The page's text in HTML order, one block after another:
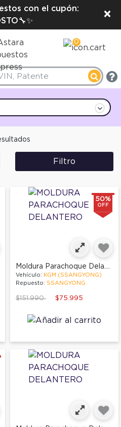
con el cupón:
×
0
Filtro
50%
OFF
Moldura Parachoque Delantero
Vehículo: KGM (SSANGYONG)
Repuesto: SSANGYONG
Price reduced from
$151.990to $75.995